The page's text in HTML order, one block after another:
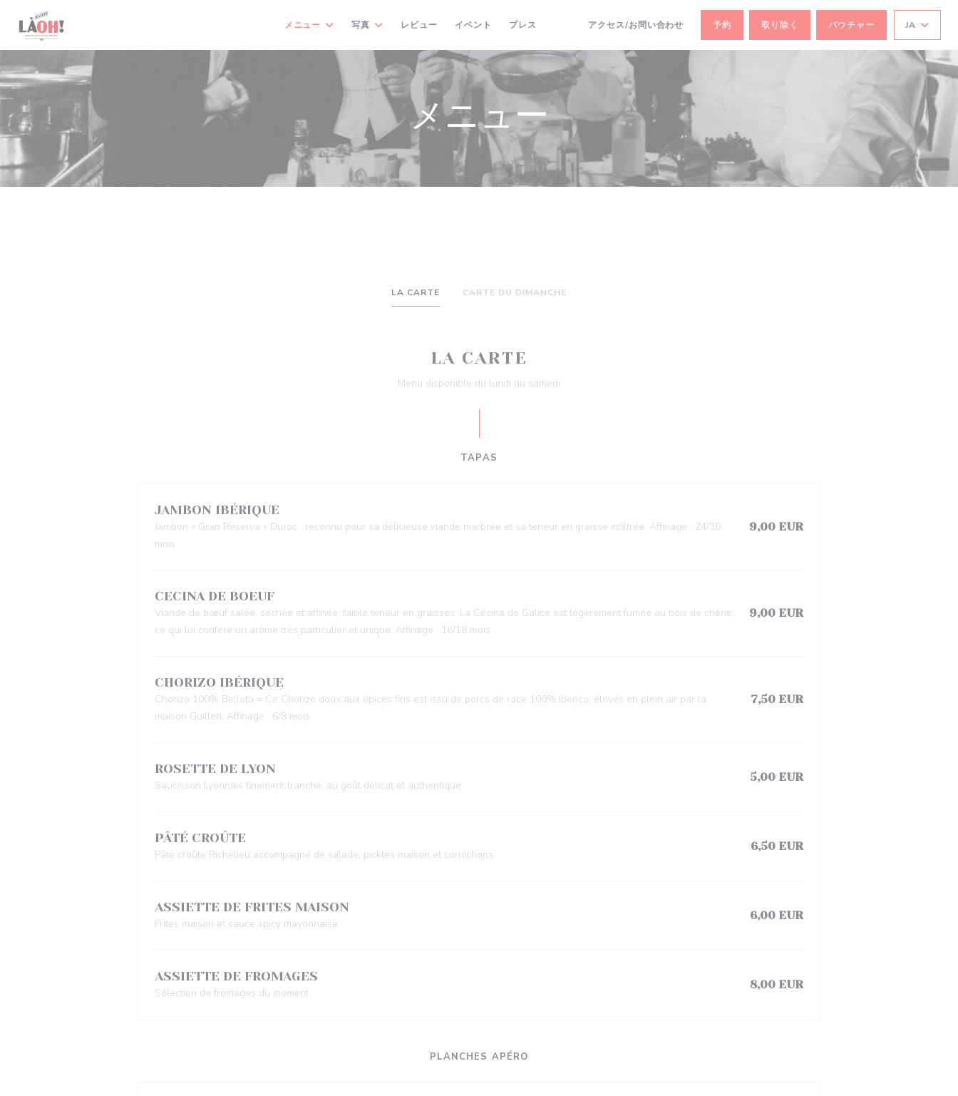
クッキー利用の管理について
メニュー 写真 レビュー イベント プレス
((新しいウィンドウで開きます))
((新しいウィンドウで開きます))
アクセス/お問い合わせ 予約 取り除く バウチャー JA
メニュー
LA CARTE CARTE DU DIMANCHE
LA CARTE
Menu disponible du lundi au samedi
TAPAS
JAMBON IBÉRIQUE
Jambon « Gran Reserva » Duroc : reconnu pour sa délicieuse viande marbrée et sa teneur en graisse infiltrée. Affinage : 24/30
mois
9,00 EUR
CECINA DE BOEUF
Viande de bœuf salée, séchée et affinée, faible teneur en graisses. La Cécina de Galice est légèrement fumée au bois de chêne,
ce qui lui confère un arôme très particulier et unique. Affinage : 16/18 mois
9,00 EUR
CHORIZO IBÉRIQUE
Chorizo 100% Bellota = Ce Chorizo doux aux épices fins est issu de porcs de race 100% Iberico, élevés en plein air par la
maison Guillen. Affinage : 6/8 mois
7,50 EUR
ROSETTE DE LYON
Saucisson Lyonnais finement tranché, au goût délicat et authentique
5,00 EUR
PÂTÉ CROÛTE
Pâté croûte Richelieu accompagné de salade, pickles maison et cornichons
6,50 EUR
ASSIETTE DE FRITES MAISON
Frites maison et sauce spicy mayonnaise
6,00 EUR
ASSIETTE DE FROMAGES
Sélection de fromages du moment
8,00 EUR
PLANCHES APÉRO